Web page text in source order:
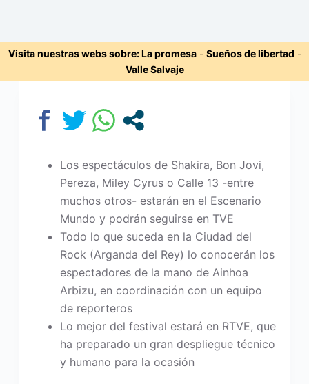
Visita nuestras webs sobre:La promesa- Sueños de libertad -
Valle Salvaje
Los espectáculos de Shakira, Bon Jovi,
Pereza, Miley Cyrus o Calle 13 -entre
muchos otros- estarán en el Escenario
Mundo y podrán seguirse en TVE
Todo lo que suceda en la Ciudad del
Rock (Arganda del Rey) lo conocerán los
espectadores de la mano de Ainhoa
Arbizu, en coordinación con un equipo
de reporteros
Lo mejor del festival estará en RTVE, que
ha preparado un gran despliegue técnico
y humano para la ocasión